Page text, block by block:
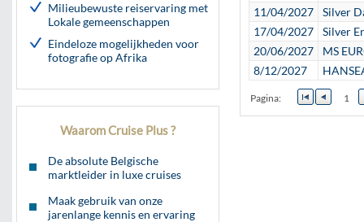
Milieubewuste reiservaring met
Lokale gemeenschappen
Eindeloze mogelijkheden voor
fotografie op Afrika
Waarom Cruise Plus ?
De absolute Belgische
marktleider in luxe cruises
Maak gebruik van onze
jarenlange kennis en ervaring
11/04/2027
Silver
17/04/2027
Silver
20/06/2027
MS
8/12/2027
Pagina: 1